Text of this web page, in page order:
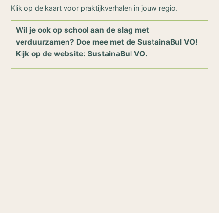
Klik op de kaart voor praktijkverhalen in jouw regio.
Wil je ook op school aan de slag met
verduurzamen? Doe mee met de SustainaBul VO!
Kijk op de website:SustainaBul VO.